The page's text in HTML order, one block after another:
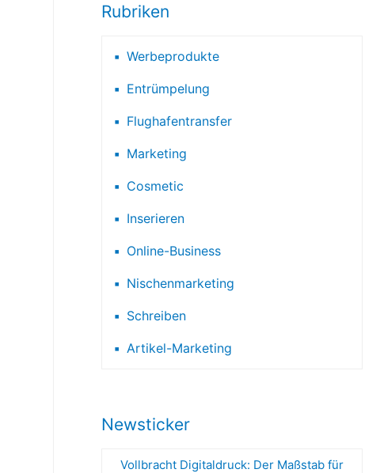
Rubriken
Werbeprodukte
Entrümpelung
Flughafentransfer
Marketing
Cosmetic
Inserieren
Online-Business
Nischenmarketing
Schreiben
Artikel-Marketing
Newsticker
Vollbracht Digitaldruck: Der Maßstab für